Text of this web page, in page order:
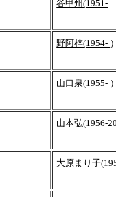
谷甲州(1951-
野阿梓(1954-
山口泉(1955-
山本弘(1956-
大原まり子